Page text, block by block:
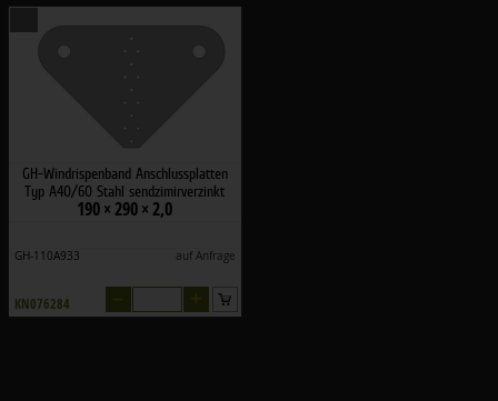
GH-Windrispenband Anschlussplatten
Typ A40/60 Stahl sendzimirverzinkt
190 × 290 × 2,0
GH-110A933 auf Anfrage
KN076284